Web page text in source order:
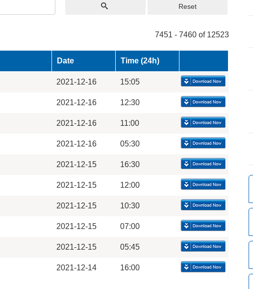
Reset
7451 - 7460 of 12523
Date Time (24h)
2021-12-16 15:05
2021-12-16 12:30
2021-12-16 11:00
2021-12-16 05:30
2021-12-15 16:30
2021-12-15 12:00
2021-12-15 10:30
2021-12-15 07:00
2021-12-15 05:45
2021-12-14 16:00